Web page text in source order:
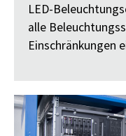
LED-
alle
Einschränkungen